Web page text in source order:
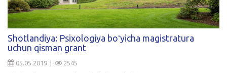
Qidirish
Kirish
Shotlandiya: Psixologiya boʻyicha magistratura
uchun qisman grant
05.05.2019 | 2545